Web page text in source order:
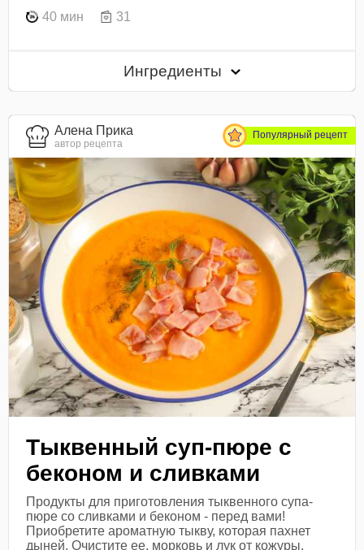
40 мин
31
Ингредиенты
Алена Прика
автор рецепта
Популярный рецепт
Тыквенный суп-пюре с
беконом и сливками
Продукты для приготовления тыквенного супа-
пюре со сливками и беконом - перед вами!
Приобретите ароматную тыкву, которая пахнет
дыней. Очистите ее, морковь и лук от кожуры,